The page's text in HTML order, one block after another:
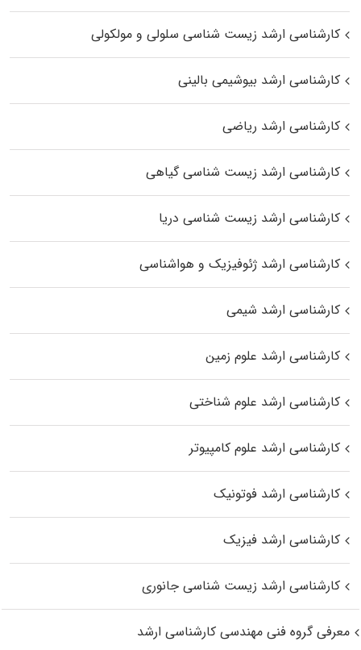
کارشناسی ارشد زیست شناسی سلولی و مولکولی
کارشناسی ارشد بیوشیمی بالینی
کارشناسی ارشد ریاضی
کارشناسی ارشد زیست‌ شناسی گیاهی
کارشناسی ارشد زیست‌ شناسی دریا
کارشناسی ارشد ژئوفیزیک و هواشناسی
کارشناسی ارشد شیمی
کارشناسی ارشد علوم زمین
کارشناسی ارشد علوم شناختی
کارشناسی ارشد علوم کامپیوتر
کارشناسی ارشد فوتونیک
کارشناسی ارشد فیزیک
کارشناسی ارشد زیست‌ شناسی جانوری
معرفی گروه فنی مهندسی کارشناسی ارشد